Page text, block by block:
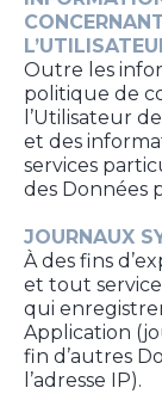
Outre les
politique de
l’Utilisateur
et des
services
des Données
JOURNAUX
À des fins
et tout
qui
Application
fin d’autres
l’adresse IP).